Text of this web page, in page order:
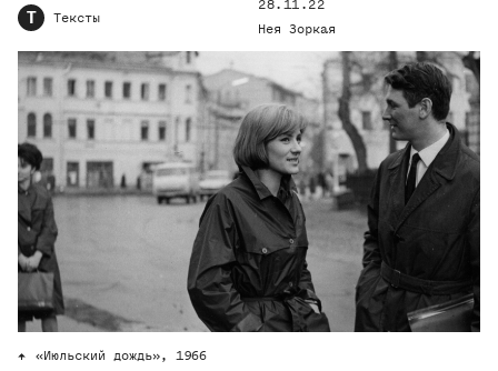
Т Тексты
28.11.22
Нея Зоркая
«Июльский дождь», 1966